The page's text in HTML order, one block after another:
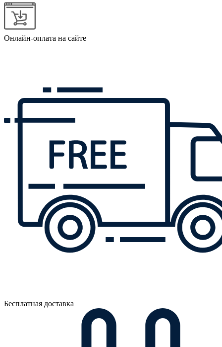
Онлайн-оплата на сайте
Бесплатная доставка